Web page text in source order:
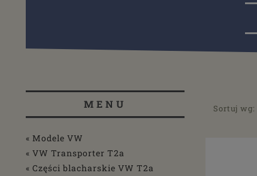
MENU
« Modele VW
« VW Transporter T2a
« Części blacharskie VW T2a
Sortuj wg: